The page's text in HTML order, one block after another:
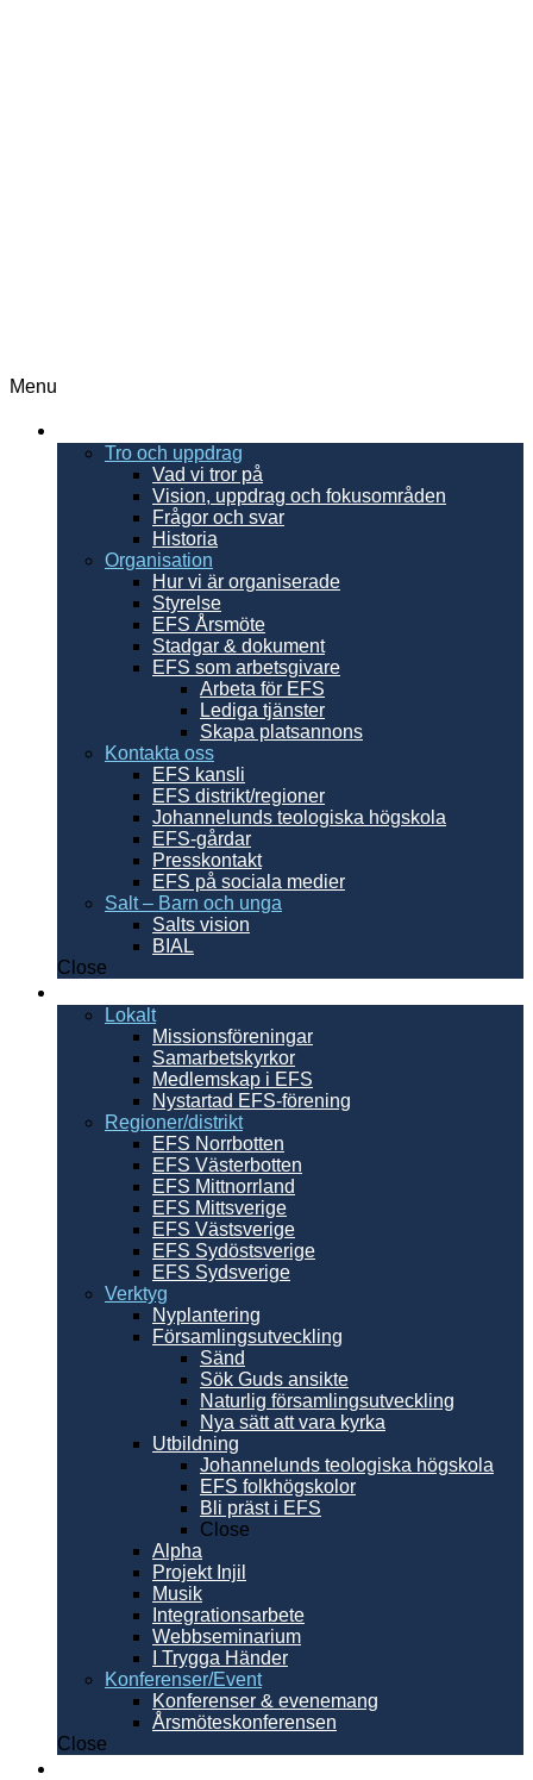
Menu
Tro och uppdrag
Vad vi tror på
Vision, uppdrag och fokusområden
Frågor och svar
Historia
Organisation
Hur vi är organiserade
Styrelse
EFS Årsmöte
Stadgar & dokument
EFS som arbetsgivare
Arbeta för EFS
Lediga tjänster
Skapa platsannons
Kontakta oss
EFS kansli
EFS distrikt/regioner
Johannelunds teologiska högskola
EFS-gårdar
Presskontakt
EFS på sociala medier
Salt – Barn och unga
Salts vision
BIAL
Close
Lokalt
Missionsföreningar
Samarbetskyrkor
Medlemskap i EFS
Nystartad EFS-förening
Regioner/distrikt
EFS Norrbotten
EFS Västerbotten
EFS Mittnorrland
EFS Mittsverige
EFS Västsverige
EFS Sydöstsverige
EFS Sydsverige
Verktyg
Nyplantering
Församlingsutveckling
Sänd
Sök Guds ansikte
Naturlig församlingsutveckling
Nya sätt att vara kyrka
Utbildning
Johannelunds teologiska högskola
EFS folkhögskolor
Bli präst i EFS
Close
Alpha
Projekt Injil
Musik
Integrationsarbete
Webbseminarium
I Trygga Händer
Konferenser/Event
Konferenser & evenemang
Årsmöteskonferensen
Close